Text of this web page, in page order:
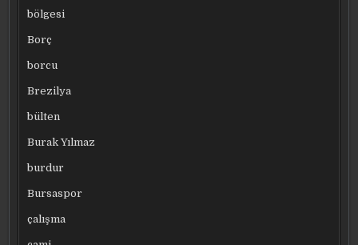
bölgesi
Borç
borcu
Brezilya
bülten
Burak Yılmaz
burdur
Bursaspor
çalışma